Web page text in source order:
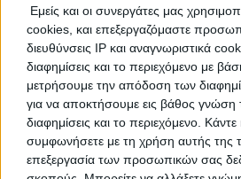
Εμείς και οι συνεργάτες μας
cookies, και επεξεργαζόμαστε
διευθύνσεις IP και αναγνωριστικά
διαφημίσεις και το περιεχόμενο με
μετρήσουμε την απόδοση των
για να αποκτήσουμε εις βάθος γνώση
διαφημίσεις και το περιεχόμενο.
συμφωνήσετε με τη χρήση αυτής της
επεξεργασία των προσωπικών σας
Πρατήρια Υγρών Καυσίμων
Άνω Λεχώνια, Άνω Λεχώνια
Το πρατήριο ιδρύθηκε το 1982
Το 1991 ο υιός Απόστολος
και συνεχίζεται η άρτια
το 2010 με πλήρη ανακαίνιση
(καινούργιες δεξαμενές διπλού
Τηλέφωνο: 2428093994
Στοιχεία αναζήτησης:
ΕΛΙΝ (Τριανταφύλλου Τριαντάφυλλος
Διανομή Πετρελαίου Θέρμανσης